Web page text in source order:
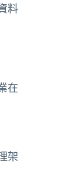
料
在
架